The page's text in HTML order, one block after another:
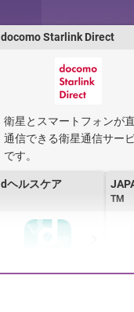
docomo Starlink Direct
衛星とスマートフォンが
通信できる衛星通信サー
です。
dヘルスケア
TM